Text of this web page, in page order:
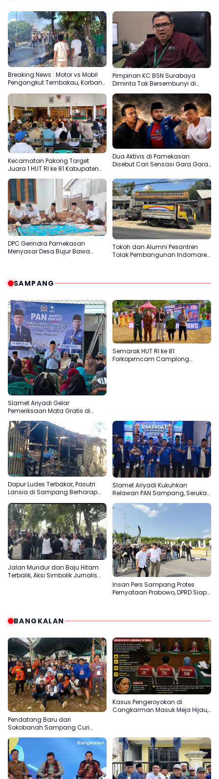
Breaking News : Motor vs Mobil
Pengangkut Tembakau, Korban
Pimpinan KC BSN Surabaya
Diminta Tak Bersembunyi di
Kecamatan Pakong Target
Juara 1 HUT RI ke 81 Kabupaten
Dua Aktivis di Pamekasan
Disebut Cari Sensasi Gara Gara
DPC Gerindra Pamekasan
Menyasar Desa Bujur Bawa
Tokoh dan Alumni Pesantren
Tolak Pembangunan Indomaret
SAMPANG
Slamet Ariyadi Gelar
Pemeriksaan Mata Gratis di
Menjadikan Madura Basis PAN
Semarak HUT RI ke 81
Forkopimcam Camplong
Dapur Ludes Terbakar, Pasutri
Lansia di Sampang Berharap
Slamet Ariyadi Kukuhkan
Relawan PAN Sampang, Serukan
Partai di Madura
Jalan Mundur dan Baju Hitam
Terbalik, Aksi Simbolik Jurnalis
Insan Pers Sampang Protes
Pernyataan Prabowo, DPRD Siap
BANGKALAN
Pendatang Baru dari
Sokobanah Sampang Curi
Bangkalan, Super Marcoet Juara
1 Galatama
Kasus Pengeroyokan di
Cangkarman Masuk Meja Hijau,